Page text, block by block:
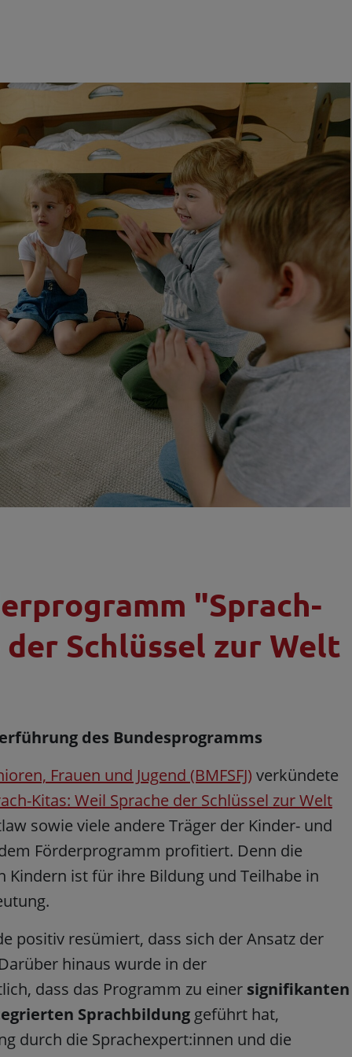
"Sprach-
Schlüssel zur Welt
des Bundesprogramms
Frauen und Jugend (BMFSFJ) verkündete
Kitas: Weil Sprache der Schlüssel zur Welt
sowie viele andere Träger der Kinder- und
Förderprogramm profitiert. Denn die
ist für ihre Bildung und Teilhabe in
positiv resümiert, dass sich der Ansatz der
hinaus wurde in der
dass das Programm zu einer signifikanten
Sprachbildunggeführt hat,
durch die Sprachexpert:innen und die